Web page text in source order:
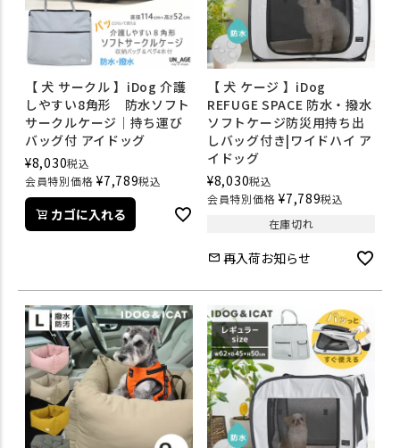
【 犬 サークル 】iDog 介護
しやすい8角形 防水ソフト
サークルケージ｜持ち運び
バッグ付 アイドッグ
¥8,030税込
会員特別価格 ¥7,789税込
カゴに入れる
【 犬 ケージ 】iDog
REFUGE SPACE 防水・撥水
ソフトケージ防災用持ち出
しバッグ付き|ワイドハイ ア
イドッグ
¥8,030税込
会員特別価格 ¥7,789税込
在庫切れ
再入荷お知らせ